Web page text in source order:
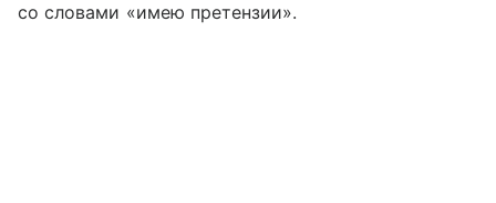
со словами «имею претензии».